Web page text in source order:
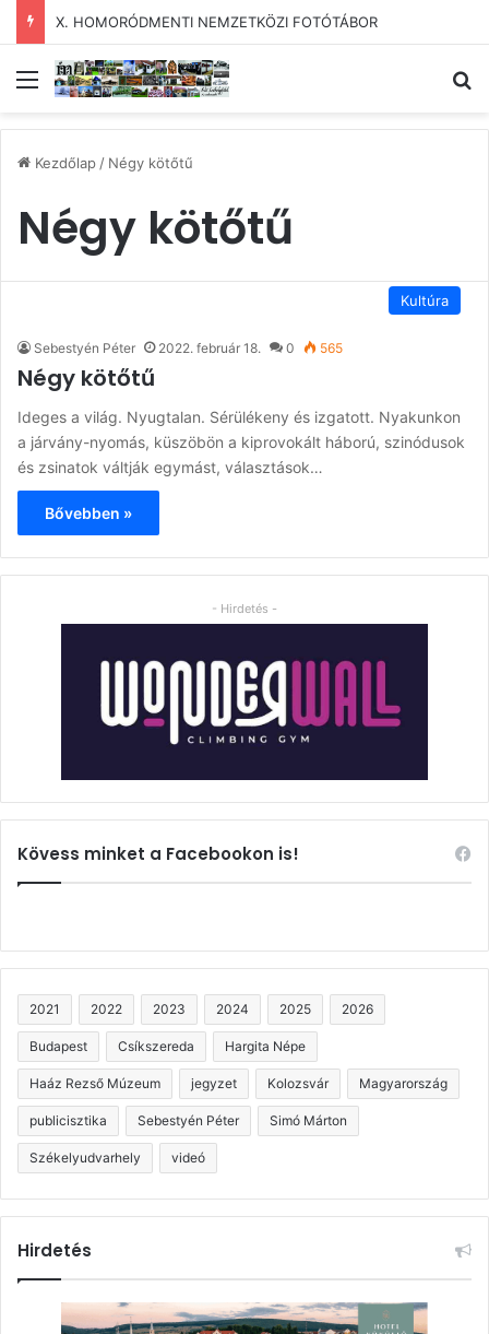
X. HOMORÓDMENTI NEMZETKÖZI FOTÓTÁBOR
Menü
Kezdőlap/ Négy kötőtű
Négy kötőtű
Kultúra
Sebestyén Péter 2022. február 18. 0 565
Négy kötőtű
Ideges a világ. Nyugtalan. Sérülékeny és izgatott. Nyakunkon
a járvány-nyomás, küszöbön a kiprovokált háború, szinódusok
és zsinatok váltják egymást, választások…
Bővebben »
- Hirdetés -
Kövess minket a Facebookon is!
2021 2022 2023 2024 2025 2026
Budapest Csíkszereda Hargita Népe
Haáz Rezső Múzeum jegyzet Kolozsvár Magyarország
publicisztika Sebestyén Péter Simó Márton
Székelyudvarhely videó
Hirdetés